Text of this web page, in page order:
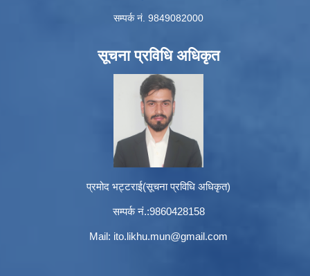
सम्पर्क नं. 9849082000
सूचना प्रविधि अधिकृत
प्रमोद भट्टराई(सूचना प्रविधि अधिकृत)
सम्पर्क नं.:9860428158
Mail: ito.likhu.mun@gmail.com